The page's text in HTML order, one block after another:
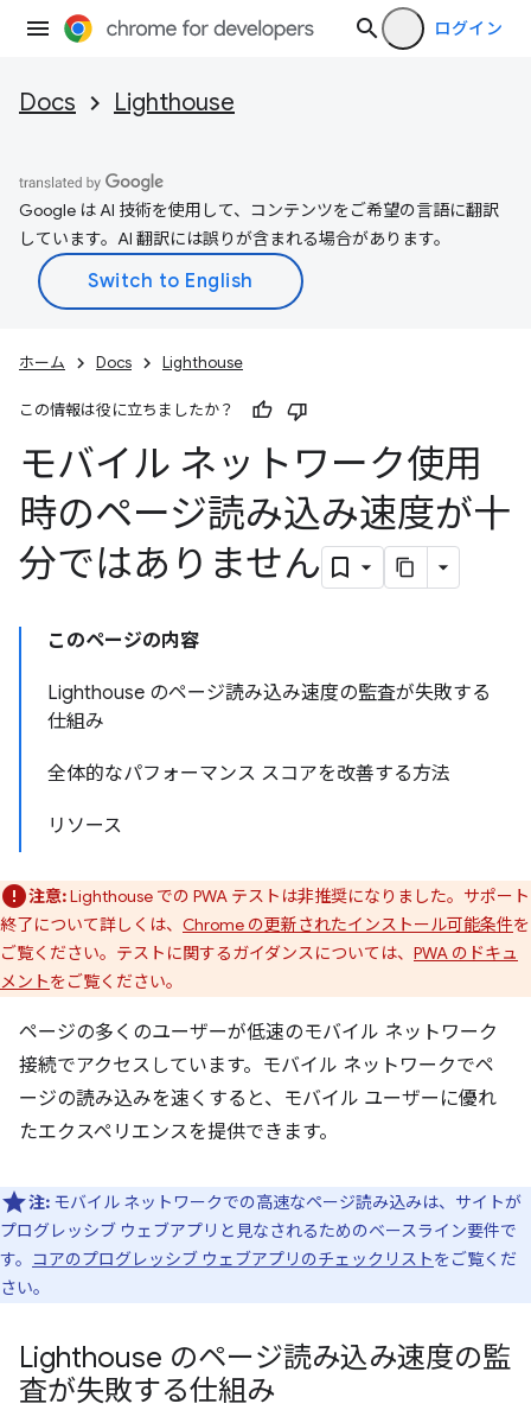
ログイン
Docs Lighthouse
Google は AI 技術を使用して、コンテンツをご希望の言語に翻訳
しています。AI 翻訳には誤りが含まれる場合があります。
ホーム Docs Lighthouse
この情報は役に立ちましたか？
モバイル ネットワーク使用
時のページ読み込み速度が十
分ではありません
このページの内容
Lighthouse のページ読み込み速度の監査が失敗する
仕組み
全体的なパフォーマンス スコアを改善する方法
リソース
注意:Lighthouse での PWA テストは非推奨になりました。サポート
終了について詳しくは、 Chrome の更新されたインストール可能条件を
ご覧ください。テストに関するガイダンスについては、 PWA のドキュ
メントをご覧ください。
ページの多くのユーザーが低速のモバイル ネットワーク
接続でアクセスしています。モバイル ネットワークでペ
ージの読み込みを速くすると、モバイル ユーザーに優れ
たエクスペリエンスを提供できます。
注: モバイル ネットワークでの高速なページ読み込みは、サイトが
プログレッシブ ウェブアプリと見なされるためのベースライン要件で
す。 コアのプログレッシブ ウェブアプリのチェックリストをご覧くだ
さい。
Lighthouse のページ読み込み速度の監
査が失敗する仕組み